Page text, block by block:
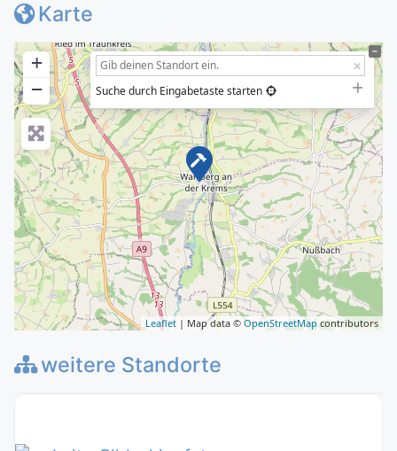
Karte
+
−
Suche durch Eingabetaste starten
Leaflet| Map data © OpenStreetMap contributors
weitere Standorte